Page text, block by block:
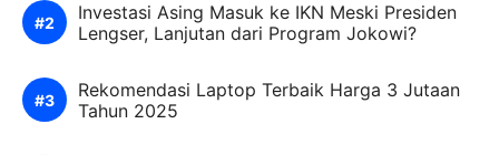
Investasi Asing Masuk ke IKN Meski Presiden
Lengser, Lanjutan dari Program Jokowi?
Rekomendasi Laptop Terbaik Harga 3 Jutaan
Tahun 2025